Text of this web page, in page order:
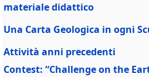
materiale didattico
Una Carta Geologica in ogni
Attività anni precedenti
Contest: “Challenge on the